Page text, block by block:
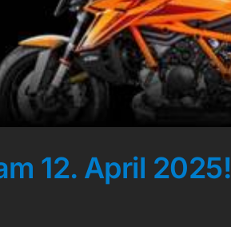
12. April 2025!